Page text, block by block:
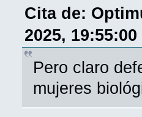
Cita de:
2025, 19:55:00
Pero claro
mujeres